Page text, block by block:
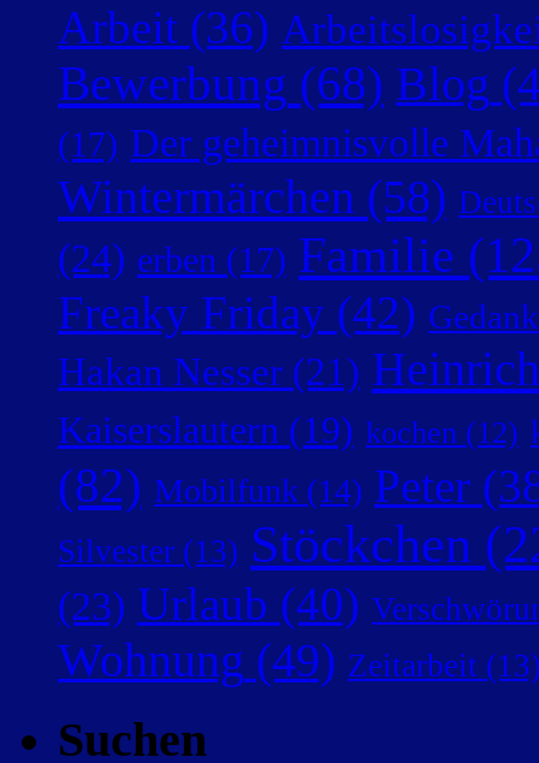
Arbeit (36)
Bewerbung (68) Blog
(17) Der geheimnisvolle
Wintermärchen (58)
(24) erben (17) Familie
Freaky Friday (42)
Hakan Nesser (21)
Kaiserslautern (19) kochen (12)
(82) Mobilfunk (14) Peter
Silvester (13) Stöckchen
(23) Urlaub (40)
Wohnung (49) Zeitarbeit
Suchen